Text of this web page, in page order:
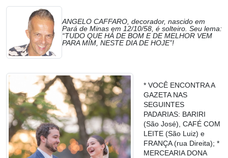
ANGELO CAFFARO, decorador, nascido em
Pará de Minas em 12/10/58, é solteiro. Seu lema:
“TUDO QUE HÁ DE BOM E DE MELHOR VEM
PARA MIM, NESTE DIA DE HOJE”!
* VOCÊ ENCONTRA A
GAZETA NAS
SEGUINTES
PADARIAS: BARIRI
(São José), CAFÉ COM
LEITE (São Luiz) e
FRANÇA (rua Direita); *
MERCEARIA DONA